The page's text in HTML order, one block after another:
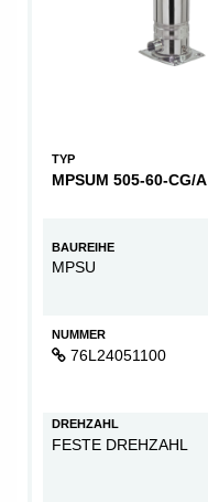
TYP
MPSUM 505-60-CG/A
BAUREIHE
MPSU
NUMMER
76L24051100
DREHZAHL
FESTE DREHZAHL